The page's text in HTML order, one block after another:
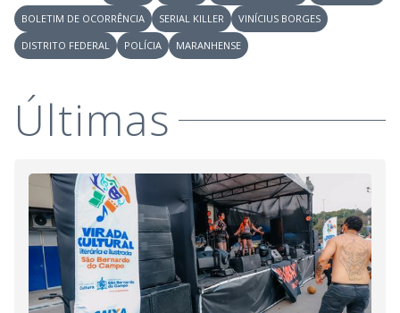
BOLETIM DE OCORRÊNCIA
SERIAL KILLER
VINÍCIUS BORGES
DISTRITO FEDERAL
POLÍCIA MARANHENSE
Últimas